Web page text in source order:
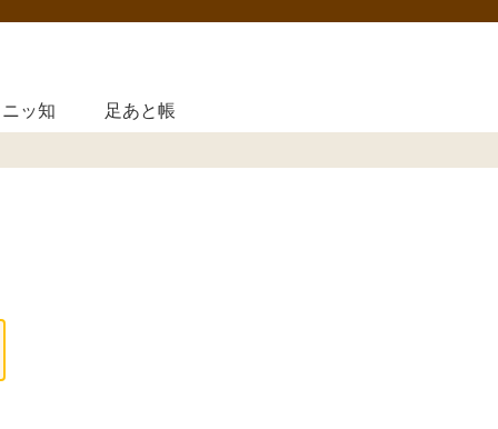
ニッ知 足あと帳